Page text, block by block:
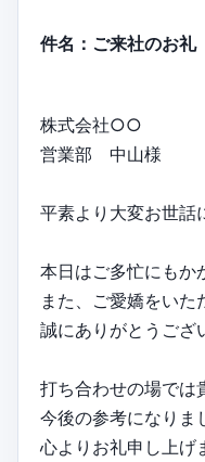
件名：ご来社のお礼
株式会社○○
営業部 中山様
平素より大変お世話
本日はご多忙にもか
また、ご愛嬌をいた
誠にありがとうござ
打ち合わせの場では
今後の参考になりま
心よりお礼申し上げ